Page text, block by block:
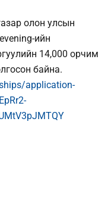
олон улсын
ийн
14,000 орчим
байна.
application-